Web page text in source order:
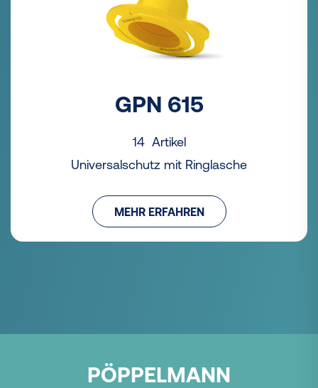
GPN 615
14 Artikel
Universalschutz mit Ringlasche
MEHR ERFAHREN
PÖPPELMANN